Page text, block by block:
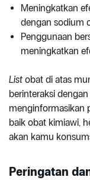
Meningkatkan
dengan sodium
Penggunaan
meningkatkan
List obat di atas
berinteraksi
menginformasikan
baik obat kimiawi,
akan kamu
Peringatan